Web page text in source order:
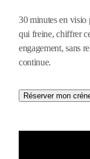
30 minutes en visio
qui freine, chiffrer
engagement, sans
continue.
Réserver mon